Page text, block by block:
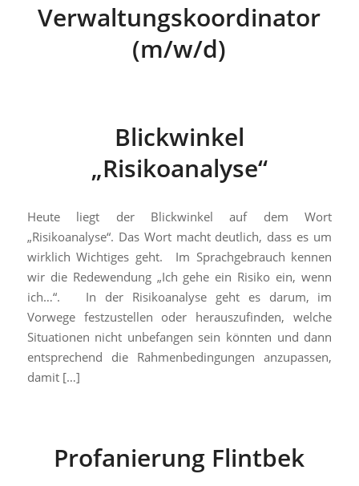
Verwaltungskoordinator
(m/w/d)
Blickwinkel
„Risikoanalyse“
Heute liegt der Blickwinkel auf dem Wort
„Risikoanalyse“. Das Wort macht deutlich, dass es um
wirklich Wichtiges geht. Im Sprachgebrauch kennen
wir die Redewendung „Ich gehe ein Risiko ein, wenn
ich…“. In der Risikoanalyse geht es darum, im
Vorwege festzustellen oder herauszufinden, welche
Situationen nicht unbefangen sein könnten und dann
entsprechend die Rahmenbedingungen anzupassen,
damit […]
Profanierung Flintbek